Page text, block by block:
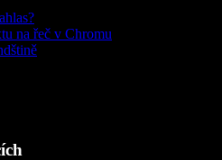
na řeč v Chromu